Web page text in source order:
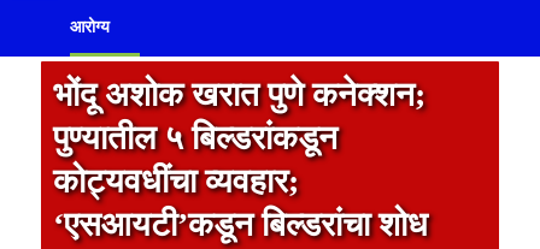
आरोग्य
भोंदू अशोक खरात पुणे कनेक्शन;
पुण्यातील ५ बिल्डरांकडून
कोट्यवधींचा व्यवहार;
‘एसआयटी’कडून बिल्डरांचा शोध